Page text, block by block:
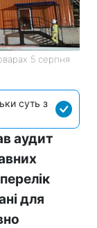
5 серпня
суть з
аудит
для